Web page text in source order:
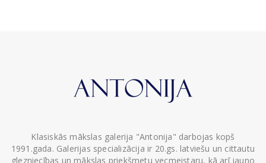
Klasiskās mākslas galerija "Antonija" darbojas kopš
1991.gada. Galerijas specializācija ir 20.gs. latviešu un cittautu
glezniecības un mākslas priekšmetu vecmeistaru, kā arī jauno